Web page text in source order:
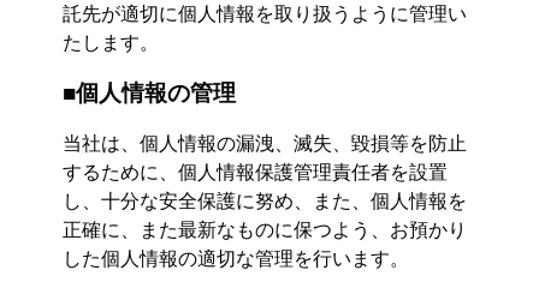
託先が適切に個人情報を取り扱うように管理い
たします。
■個人情報の管理
当社は、個人情報の漏洩、滅失、毀損等を防止
するために、個人情報保護管理責任者を設置
し、十分な安全保護に努め、また、個人情報を
正確に、また最新なものに保つよう、お預かり
した個人情報の適切な管理を行います。